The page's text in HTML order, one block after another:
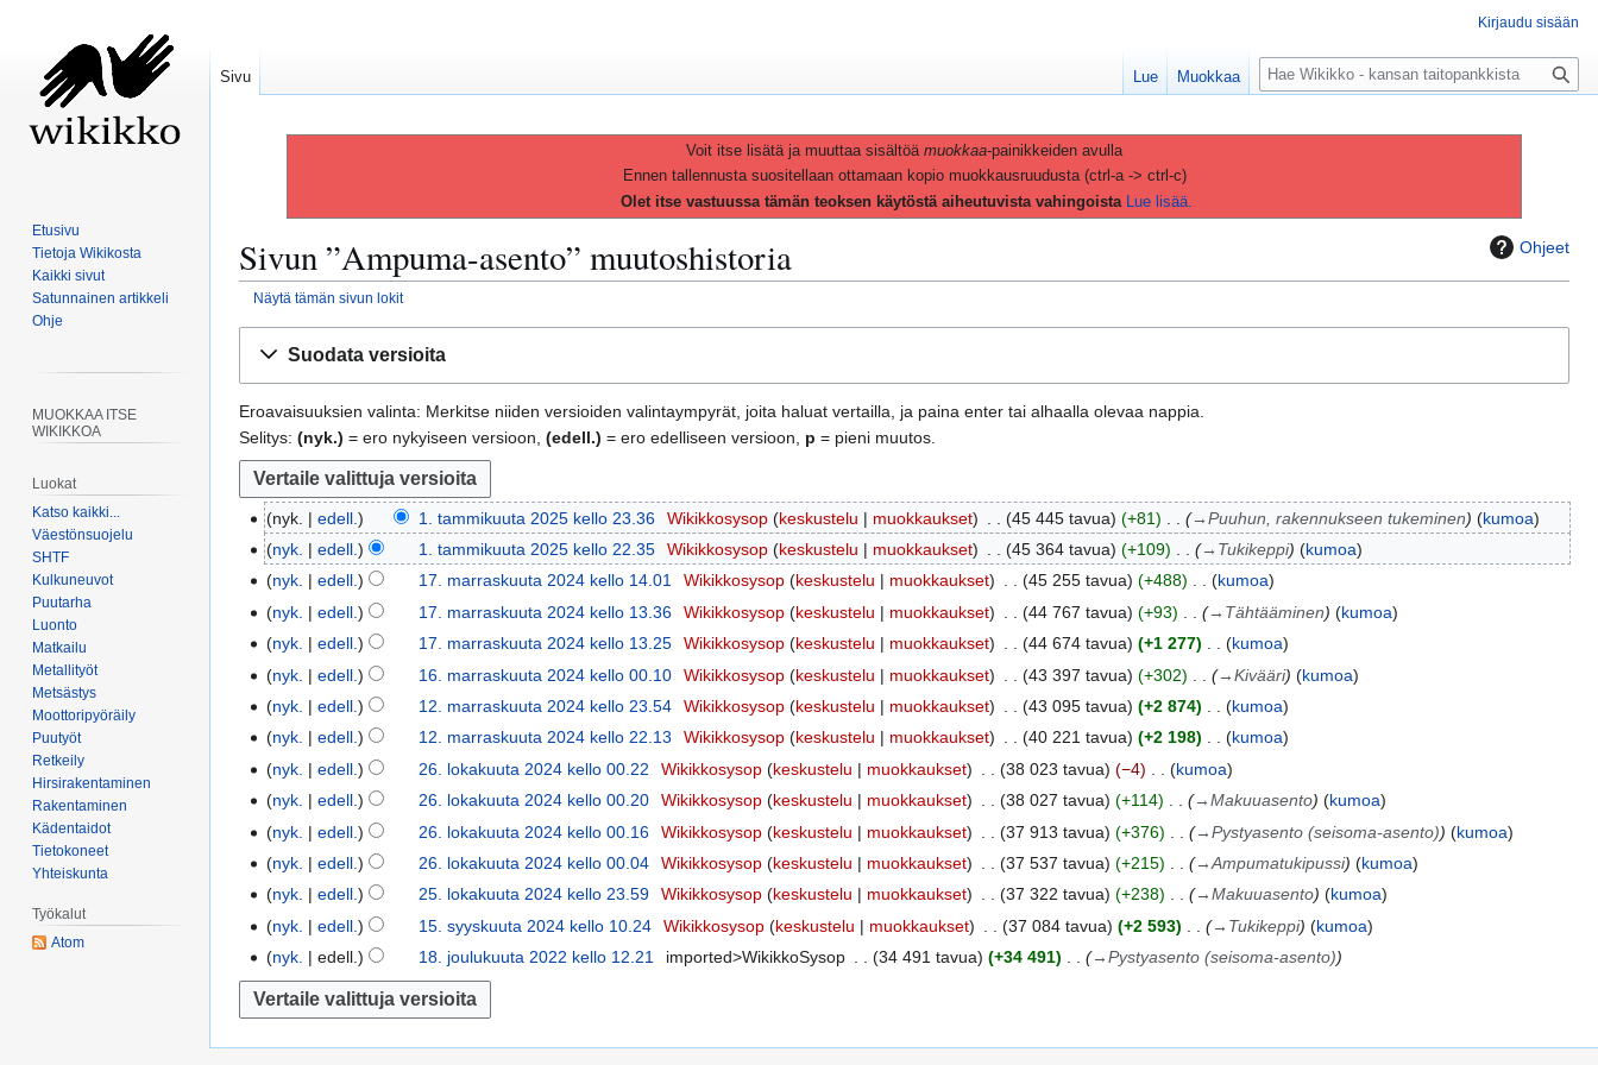
Voit itse lisätä ja muuttaa sisältöä muokkaa-painikkeiden avulla
Ennen tallennusta suositellaan ottamaan kopio muokkausruudusta (ctrl-a -> ctrl-c)
Olet itse vastuussa tämän teoksen käytöstä aiheutuvista vahingoista Lue lisää.
Ohjeet
Sivun ”Ampuma-asento” muutoshistoria
Näytä tämän sivun lokit
navigaatioon
hakuunSuodata versioita
Eroavaisuuksien valinta: Merkitse niiden versioiden valintaympyrät, joita haluat vertailla, ja paina enter tai alhaalla olevaa nappia.
Selitys: (nyk.) = ero nykyiseen versioon, (edell.) = ero edelliseen versioon, p = pieni muutos.
m
nyk. edell. 1. tammikuuta 2025 kello 23.36 Wikikkosysop keskustelu muokkaukset 45 445 tavua +81 →Puuhun, rakennukseen tukeminen
kumoa
nyk.
edell. 1. tammikuuta 2025 kello 22.35 Wikikkosysop keskustelu muokkaukset 45 364 tavua +109 → Tukikeppi
kumoa
nyk. edell. 17. marraskuuta 2024 kello 14.01 Wikikkosysop keskustelu muokkaukset 45 255 tavua
+488
E
m
u
o
k
k
u
s
y
h
t
e
n
v
e
kumoa
nyk.
edell. 17. marraskuuta 2024 kello 13.36 Wikikkosysop keskustelu muokkaukset 44 767 tavua +93 → Tähtääminen
kumoa
nyk.
edell. 17. marraskuuta 2024 kello 13.25 Wikikkosysop keskustelu muokkaukset 44 674 tavua
+1 277
E
m
u
o
k
k
u
s
y
h
t
e
kumoa
a
2
nyk. edell. 16. marraskuuta 2024 kello 00.10 Wikikkosysop keskustelu muokkaukset 43 397 tavua +302 →Kivääri
kumoa
t
a
nyk. edell. 12. marraskuuta 2024 kello 23.54 Wikikkosysop keskustelu muokkaukset 43 095 tavua
+2 874
E
m
u
o
k
k
u
s
y
h
t
kumoa
nyk.
edell. 12. marraskuuta 2024 kello 22.13 Wikikkosysop keskustelu muokkaukset 40 221 tavua
+2 198
E
m
u
o
k
k
u
s
y
h
kumoa
u
nyk. edell. 26. lokakuuta 2024 kello 00.22 Wikikkosysop keskustelu muokkaukset 38 023 tavua
−4
E
m
u
o
k
k
a
u
kumoa
nyk.
edell. 26. lokakuuta 2024 kello 00.20 Wikikkosysop keskustelu muokkaukset 38 027 tavua +114 →Makuuasento
kumoa
nyk.
edell. 26. lokakuuta 2024 kello 00.16 Wikikkosysop keskustelu muokkaukset 37 913 tavua +376 →Pystyasento (seisoma-asento)
kumoa
nyk.
edell. 26. lokakuuta 2024 kello 00.04 Wikikkosysop keskustelu muokkaukset 37 537 tavua +215 →Ampumatukipussi
kumoa
a
nyk. edell. 25. lokakuuta 2024 kello 23.59 Wikikkosysop keskustelu muokkaukset 37 322 tavua +238 →Makuuasento
kumoa
.
nyk. edell. 15. syyskuuta 2024 kello 10.24 Wikikkosysop keskustelu muokkaukset 37 084 tavua +2 593 → Tukikeppi
kumoa
8
.
nyk. edell. 18. joulukuuta 2022 kello 12.21 imported>WikikkoSysop 34 491 tavua +34 491 →Pystyasento (seisoma-asento)
Kirjaudu sisään
Sivu Lue Muokkaa
H
a
Etusivu
Tietoja Wikikosta
Kaikki sivut
Satunnainen artikkeli
Ohje
MUOKKAA ITSE
WIKIKKOA
Luokat
Katso kaikki...
Väestönsuojelu
SHTF
Kulkuneuvot
Puutarha
Luonto
Matkailu
Metallityöt
Metsästys
Moottoripyöräily
Puutyöt
Retkeily
Hirsirakentaminen
Rakentaminen
Kädentaidot
Tietokoneet
Yhteiskunta
Työkalut
Atom